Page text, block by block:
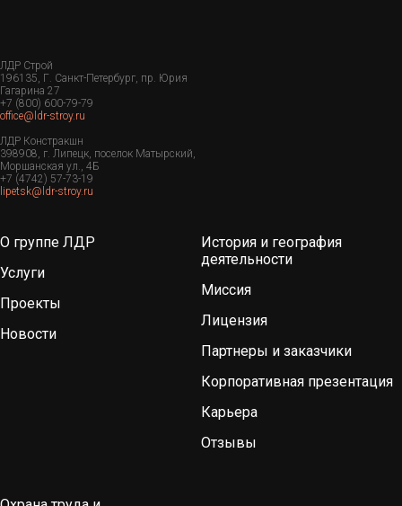
ЛДР Строй
196135, Г. Санкт-Петербург, пр. Юрия
Гагарина 27
+7 (800) 600-79-79
office@ldr-stroy.ru
ЛДР Констракшн
398908, г. Липецк, поселок Матырский,
Моршанская ул., 4Б
+7 (4742) 57-73-19
lipetsk@ldr-stroy.ru
О группе ЛДР
Услуги
Проекты
Новости
История и география
деятельности
Миссия
Лицензия
Партнеры и заказчики
Корпоративная презентация
Карьера
Отзывы